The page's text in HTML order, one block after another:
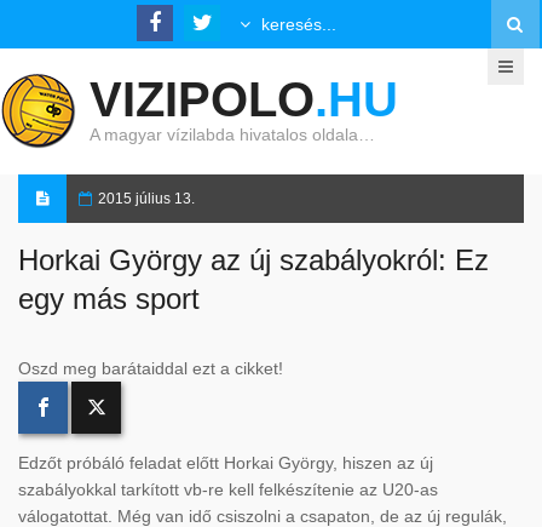
VIZIPOLO.HU
A magyar vízilabda hivatalos oldala…
2015 július 13.
Horkai György az új szabályokról: Ez
egy más sport
Oszd meg barátaiddal ezt a cikket!
Edzőt próbáló feladat előtt Horkai György, hiszen az új
szabályokkal tarkított vb-re kell felkészítenie az U20-as
válogatottat. Még van idő csiszolni a csapaton, de az új regulák,